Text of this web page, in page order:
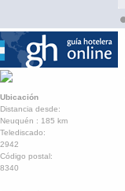
Ubicación
Distancia desde:
Neuquén : 185 km
Telediscado:
2942
Código postal:
8340